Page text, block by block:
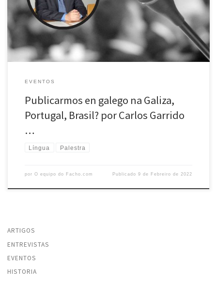
sobre: Publicarmos em galego na Galiza, Portugal, Brasil? Na sua
exposiçom apoiada em imagens didácticas, Carlos Garrido centrou-se
EVENTOS
Publicarmos en galego na Galiza,
Portugal, Brasil? por Carlos Garrido
…
Língua Palestra
por O equipo do Facho.com Publicado9 de Febreiro de 2022
ARTIGOS
ENTREVISTAS
EVENTOS
HISTORIA